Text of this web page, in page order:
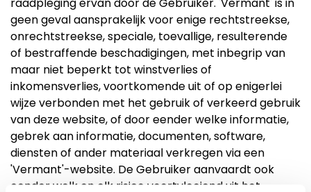
geen geval aansprakelijk voor enige rechtstreekse,
onrechtstreekse, speciale, toevallige, resulterende
of bestraffende beschadigingen, met inbegrip van
maar niet beperkt tot winstverlies of
inkomensverlies, voortkomende uit of op enigerlei
wijze verbonden met het gebruik of verkeerd gebruik
van deze website, of door eender welke informatie,
gebrek aan informatie, documenten, software,
diensten of ander materiaal verkregen via een
'Vermant'-website. De Gebruiker aanvaardt ook
eender welk en elk risico voortvloeiend uit het